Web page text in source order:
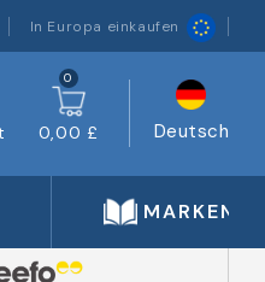
In Europa einkaufen
0
0,00 £ Deutsch
MARKEN